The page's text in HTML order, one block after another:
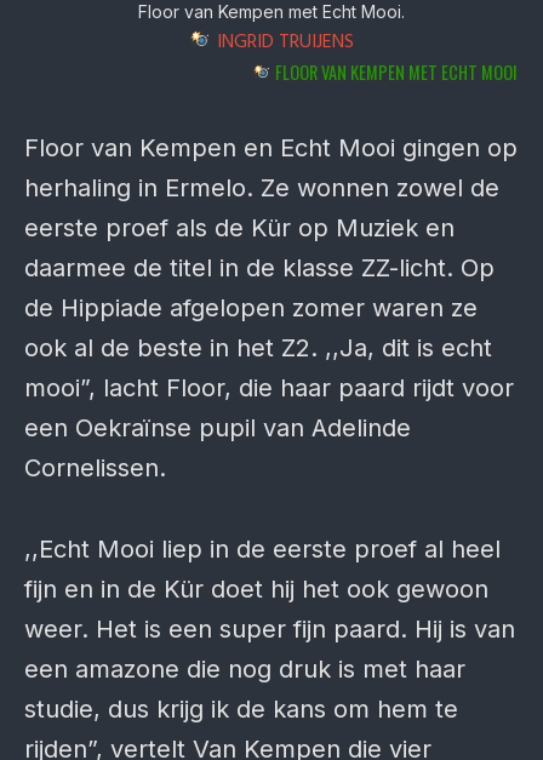
Floor van Kempen met Echt Mooi.
INGRID TRUIJENS
FLOOR VAN KEMPEN MET ECHT MOOI
Floor van Kempen en Echt Mooi gingen op
herhaling in Ermelo. Ze wonnen zowel de
eerste proef als de Kür op Muziek en
daarmee de titel in de klasse ZZ-licht. Op
de Hippiade afgelopen zomer waren ze
ook al de beste in het Z2. ,,Ja, dit is echt
mooi”, lacht Floor, die haar paard rijdt voor
een Oekraïnse pupil van Adelinde
Cornelissen.
,,Echt Mooi liep in de eerste proef al heel
fijn en in de Kür doet hij het ook gewoon
weer. Het is een super fijn paard. Hij is van
een amazone die nog druk is met haar
studie, dus krijg ik de kans om hem te
rijden”, vertelt Van Kempen die vier